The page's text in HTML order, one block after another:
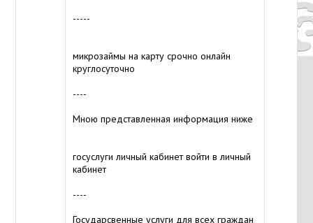
-----
микрозаймы на карту срочно онлайн
круглосуточно
----
Мною представленная информация ниже
госуслуги личный кабинет войти в личный
кабинет
----
Государсвенные услуги для всех граждан